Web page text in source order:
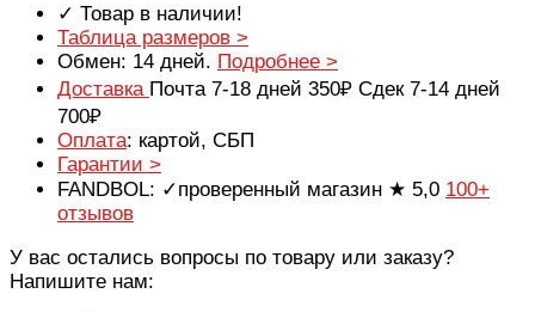
✓ Товар в наличии!
Таблица размеров >
Обмен: 14 дней. Подробнее >
Доставка Почта 7-18 дней 350₽ Сдек 7-14 дней
700₽
Оплата: картой, СБП
Гарантии >
FANDBOL: ✓проверенный магазин ★ 5,0 100+
отзывов
У вас остались вопросы по товару или заказу?
Напишите нам: